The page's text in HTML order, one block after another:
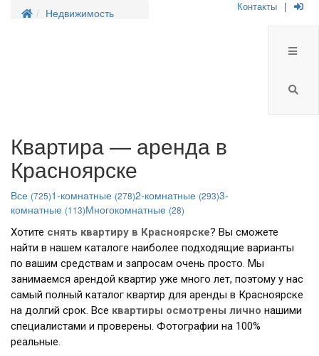
Недвижимость Контакты |
Квартира — аренда в
Красноярске
Все (725)1-комнатные (278)2-комнатные (293)3-
комнатные (113)Многокомнатные (28)
Хотите снять квартиру в Красноярске? Вы сможете
найти в нашем каталоге наиболее подходящие варианты
по вашим средствам и запросам очень просто. Мы
занимаемся арендой квартир уже много лет, поэтому у нас
самый полный каталог квартир для аренды в Красноярске
на долгий срок. Все квартиры осмотрены лично нашими
специалистами и проверены. Фотографии на 100%
реальные.